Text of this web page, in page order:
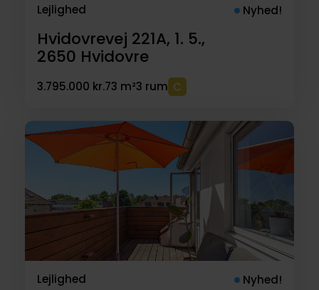
Lejlighed Nyhed!
Hvidovrevej 221A, 1. 5.,
2650 Hvidovre
3.795.000 kr.73 m²3 rum
Lejlighed Nyhed!